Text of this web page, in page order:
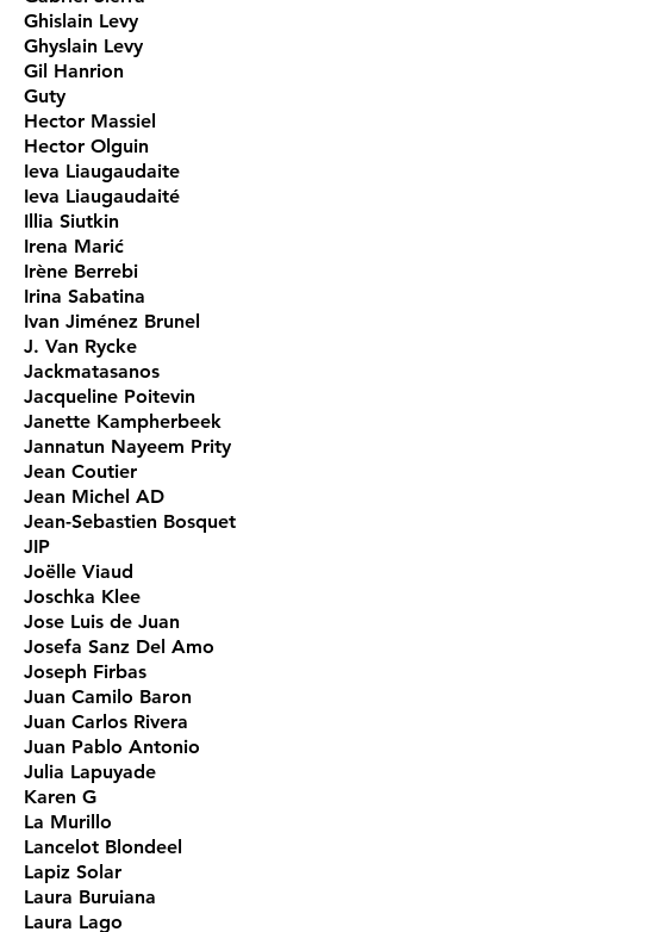
Ghislain Levy
Ghyslain Levy
Gil Hanrion
Guty
Hector Massiel
Hector Olguin
Ieva Liaugaudaite
Ieva Liaugaudaité
Illia Siutkin
Irena Marić
Irène Berrebi
Irina Sabatina
Ivan Jiménez Brunel
J. Van Rycke
Jackmatasanos
Jacqueline Poitevin
Janette Kampherbeek
Jannatun Nayeem Prity
Jean Coutier
Jean Michel AD
Jean-Sebastien Bosquet
JIP
Joëlle Viaud
Joschka Klee
Jose Luis de Juan
Josefa Sanz Del Amo
Joseph Firbas
Juan Camilo Baron
Juan Carlos Rivera
Juan Pablo Antonio
Julia Lapuyade
Karen G
La Murillo
Lancelot Blondeel
Lapiz Solar
Laura Buruiana
Laura Lago